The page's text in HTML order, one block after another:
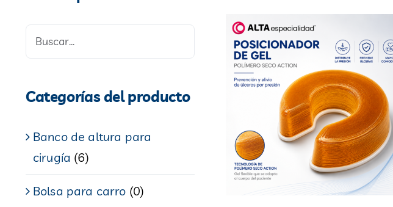
Categorías del producto
Banco de altura para
cirugía (6)
Bolsa para carro (0)